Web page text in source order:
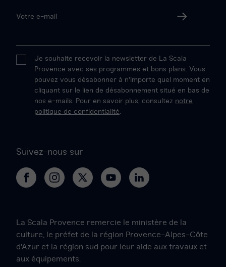
adresse
Valider
Je souhaite recevoir la newsletter de La Scala
Provence avec ses programmes et bons plans. Vous
pouvez vous désabonner à n'importe quel moment en
cliquant sur le lien de désabonnement situé en bas de
nos e-mails. Pour en savoir plus, consultez notre
politique de confidentialité.
Suivez-nous sur
La
Facebook
La
Instagram
La
Twitter
La
YouTube
La
LinkedIn
La Scala Provence remercie le ministère de la
culture, le préfet de la région Provence-Alpes-Côte
d'Azur et la région sud pour leur aide aux travaux et
aux équipements.